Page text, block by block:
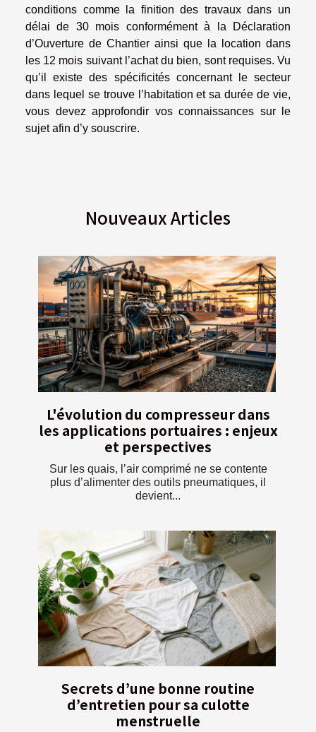
conditions comme la finition des travaux dans un
délai de 30 mois conformément à la Déclaration
d’Ouverture de Chantier ainsi que la location dans
les 12 mois suivant l’achat du bien, sont requises. Vu
qu’il existe des spécificités concernant le secteur
dans lequel se trouve l’habitation et sa durée de vie,
vous devez approfondir vos connaissances sur le
sujet afin d’y souscrire.
Nouveaux Articles
L'évolution du compresseur dans
les applications portuaires : enjeux
et perspectives
Sur les quais, l’air comprimé ne se contente
plus d’alimenter des outils pneumatiques, il
devient...
Secrets d’une bonne routine
d’entretien pour sa culotte
menstruelle